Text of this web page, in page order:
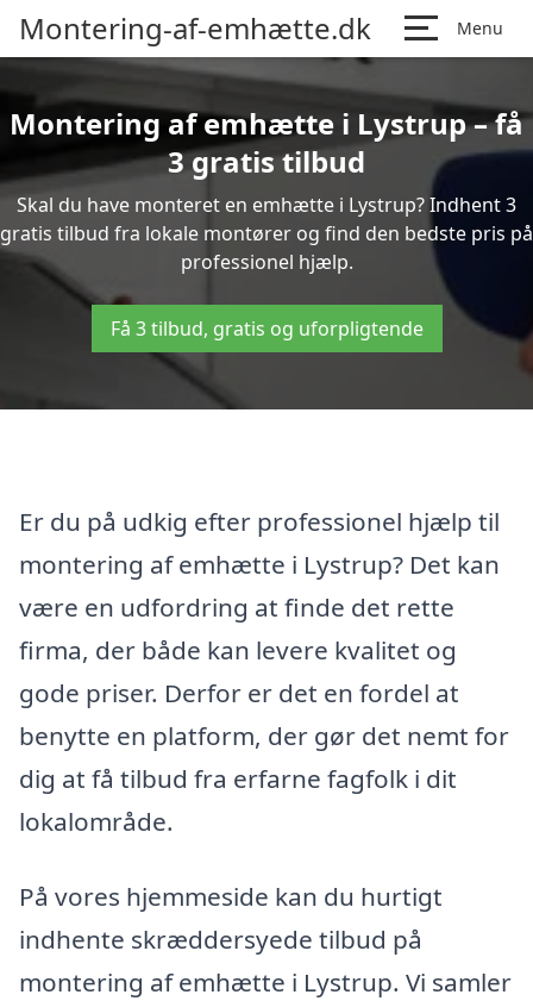
Montering-af-emhætte.dk Menu
Montering af emhætte i Lystrup – få
3 gratis tilbud
Skal du have monteret en emhætte i Lystrup? Indhent 3
gratis tilbud fra lokale montører og find den bedste pris på
professionel hjælp.
Få 3 tilbud, gratis og uforpligtende
Er du på udkig efter professionel hjælp til
montering af emhætte i Lystrup? Det kan
være en udfordring at finde det rette
firma, der både kan levere kvalitet og
gode priser. Derfor er det en fordel at
benytte en platform, der gør det nemt for
dig at få tilbud fra erfarne fagfolk i dit
lokalområde.
På vores hjemmeside kan du hurtigt
indhente skræddersyede tilbud på
montering af emhætte i Lystrup. Vi samler